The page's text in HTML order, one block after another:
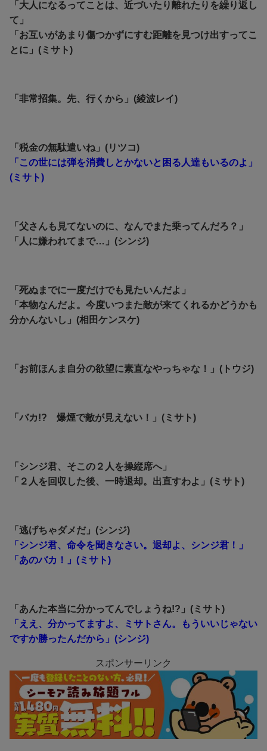
「大人になるってことは、近づいたり離れたりを繰り返し
て」
「お互いがあまり傷つかずにすむ距離を見つけ出すってこ
とに」(ミサト)
「非常招集。先、行くから」(綾波レイ)
「税金の無駄遣いね」(リツコ)
「この世には弾を消費しとかないと困る人達もいるのよ」
(ミサト)
「父さんも見てないのに、なんでまた乗ってんだろ？」
「人に嫌われてまで…」(シンジ)
「死ぬまでに一度だけでも見たいんだよ」
「本物なんだよ。今度いつまた敵が来てくれるかどうかも
分かんないし」(相田ケンスケ)
「お前ほんま自分の欲望に素直なやっちゃな！」(トウジ)
「バカ!? 爆煙で敵が見えない！」(ミサト)
「シンジ君、そこの２人を操縦席へ」
「２人を回収した後、一時退却。出直すわよ」(ミサト)
「逃げちゃダメだ」(シンジ)
「シンジ君、命令を聞きなさい。退却よ、シンジ君！」
「あのバカ！」(ミサト)
「あんた本当に分かってんでしょうね!?」(ミサト)
「ええ、分かってますよ、ミサトさん。もういいじゃない
ですか勝ったんだから」(シンジ)
スポンサーリンク